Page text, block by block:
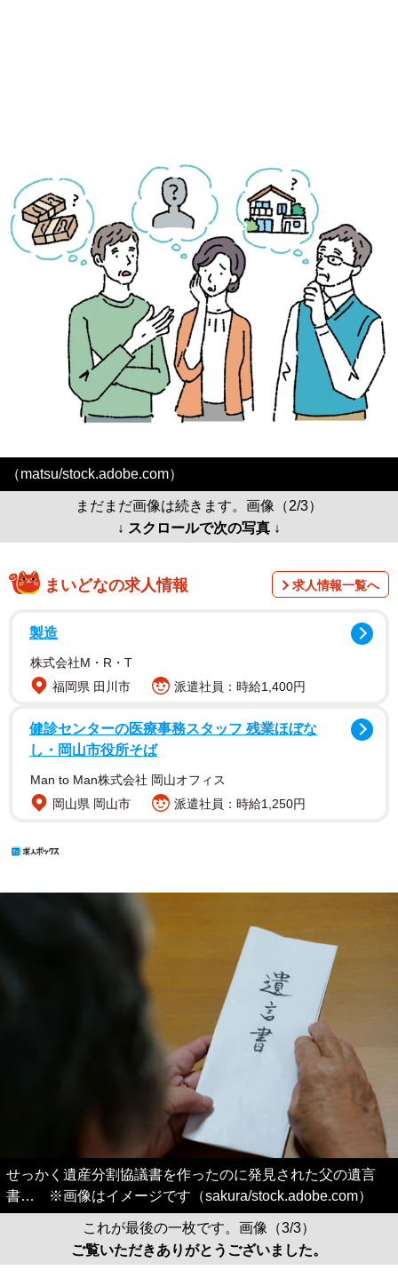
（matsu/stock.adobe.com）
まだまだ画像は続きます。画像（2/3）
↓ スクロールで次の写真 ↓
まいどなの求人情報 求人情報一覧へ
製造
株式会社M・R・T
福岡県 田川市
派遣社員：時給1,400円
健診センターの医療事務スタッフ 残業ほぼな
し・岡山市役所そば
Man to Man株式会社 岡山オフィス
岡山県 岡山市
派遣社員：時給1,250円
せっかく遺産分割協議書を作ったのに発見された父の遺言
書… ※画像はイメージです（sakura/stock.adobe.com）
これが最後の一枚です。画像（3/3）
ご覧いただきありがとうございました。